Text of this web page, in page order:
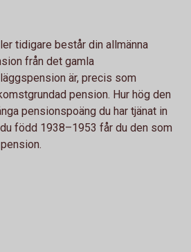
tidigare består din allmänna
från det gamla
är, precis som
pension. Hur hög den
pensionspoäng du har tjänat in
född 1938–1953 får du den som